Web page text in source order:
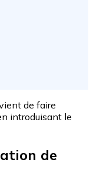
de faire
introduisant le
de